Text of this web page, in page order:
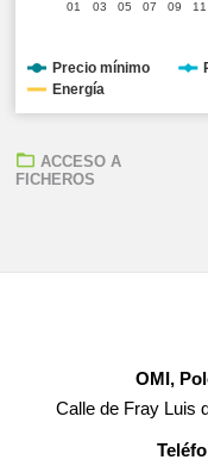
01 07
03 05 09 11
Precio mínimo
Energía
ACCESO A
FICHEROS
OMI,
Calle de Fray Luis